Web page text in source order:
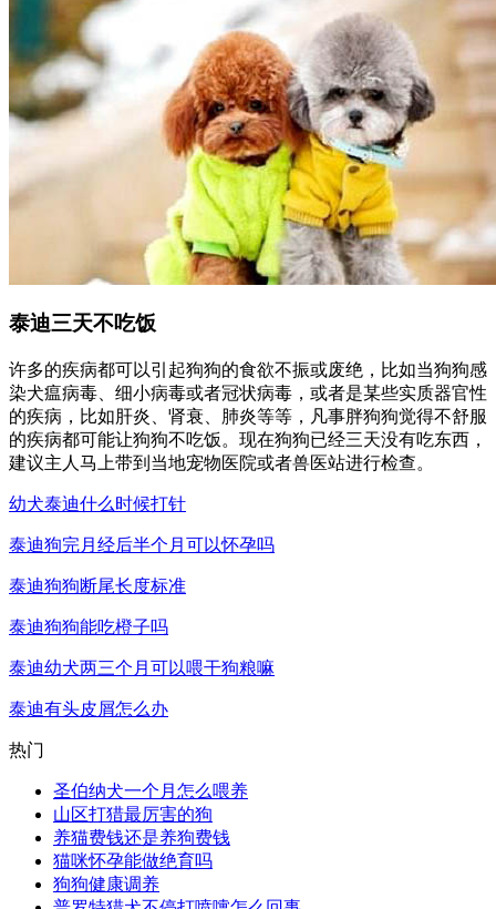
泰迪三天不吃饭
许多的疾病都可以引起狗狗的食欲不振或废绝，比如当狗狗感
染犬瘟病毒、细小病毒或者冠状病毒，或者是某些实质器官性
的疾病，比如肝炎、肾衰、肺炎等等，凡事胖狗狗觉得不舒服
的疾病都可能让狗狗不吃饭。现在狗狗已经三天没有吃东西，
建议主人马上带到当地宠物医院或者兽医站进行检查。
幼犬泰迪什么时候打针
泰迪狗完月经后半个月可以怀孕吗
泰迪狗狗断尾长度标准
泰迪狗狗能吃橙子吗
泰迪幼犬两三个月可以喂干狗粮嘛
泰迪有头皮屑怎么办
热门
圣伯纳犬一个月怎么喂养
山区打猎最厉害的狗
养猫费钱还是养狗费钱
猫咪怀孕能做绝育吗
狗狗健康调养